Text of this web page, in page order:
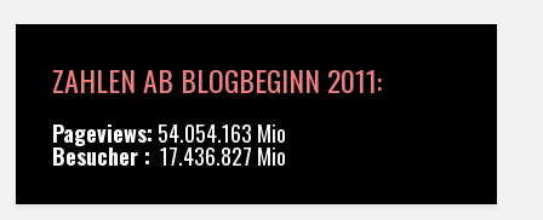
ZAHLEN AB BLOGBEGINN 2011:
Pageviews: 54.054.163 Mio
Besucher : 17.436.827 Mio